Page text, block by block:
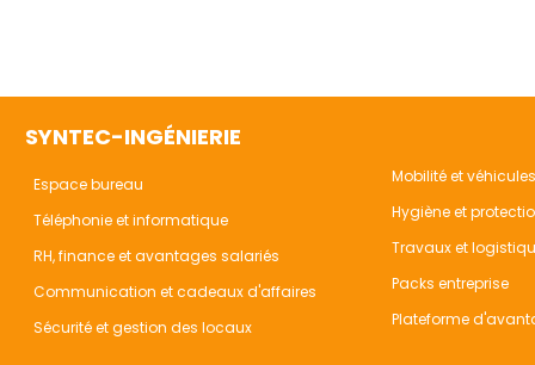
SYNTEC-INGÉNIERIE
Espace bureau
Téléphonie et informatique
RH, finance et avantages salariés
Communication et cadeaux d'affaires
Sécurité et gestion des locaux
Mobilité et véhicules
Hygiène et
Travaux et
Packs entreprise
Plateforme